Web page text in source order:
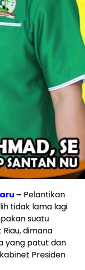
– Pelantikan
tidak lama lagi
suatu
dimana
yang patut dan
Presiden